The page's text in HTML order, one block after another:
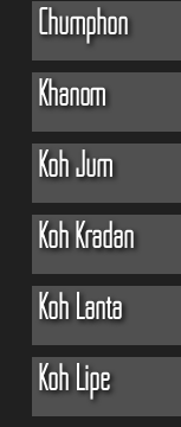
Chumphon
Khanom
Koh Jum
Koh Kradan
Koh Lanta
Koh Lipe